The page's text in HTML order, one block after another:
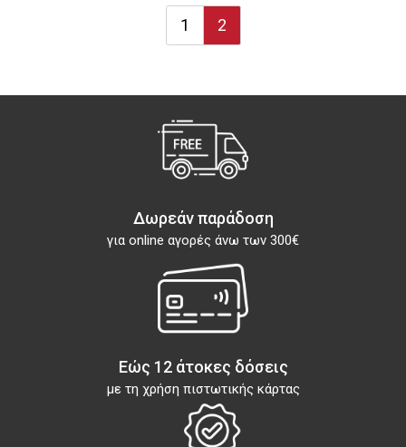
1 2
Δωρεάν παράδοση
για online αγορές άνω των 300€
Εώς 12 άτοκες δόσεις
με τη χρήση πιστωτικής κάρτας